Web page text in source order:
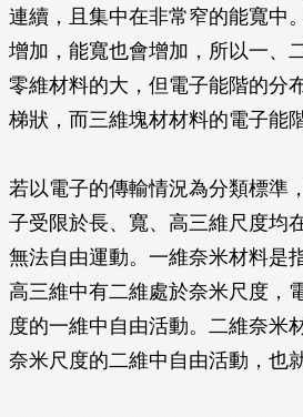
連續，且集中在非常窄的能寬中
增加，能寬也會增加，所以一、
零維材料的大，但電子能階的分
梯狀，而三維塊材材料的電子能
若以電子的傳輸情況為分類標準
子受限於長、寬、高三維尺度均
無法自由運動。一維奈米材料是
高三維中有二維處於奈米尺度，
度的一維中自由活動。二維奈米
奈米尺度的二維中自由活動，也